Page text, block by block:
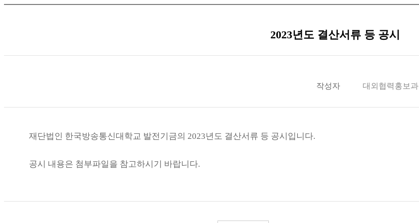
2023년도 결산서류 등 공시
작성자 대외협력홍보과
재단법인 한국방송통신대학교 발전기금의 2023년도 결산서류 등 공시입니다.
공시 내용은 첨부파일을 참고하시기 바랍니다.